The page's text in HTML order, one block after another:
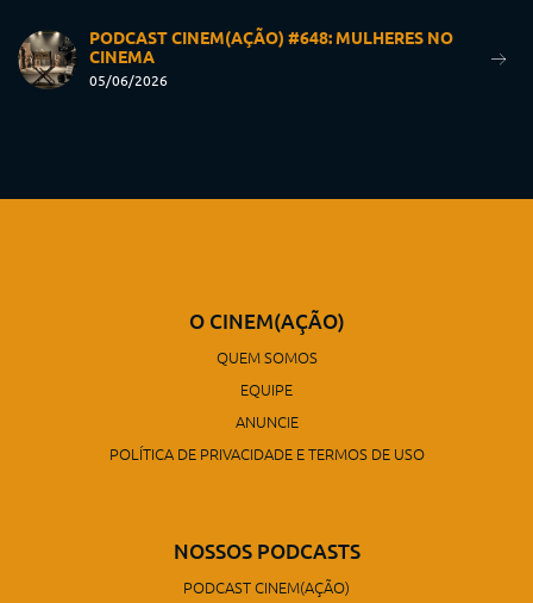
PODCAST CINEM(AÇÃO) #648: MULHERES NO
CINEMA
05/06/2026
O CINEM(AÇÃO)
QUEM SOMOS
EQUIPE
ANUNCIE
POLÍTICA DE PRIVACIDADE E TERMOS DE USO
NOSSOS PODCASTS
PODCAST CINEM(AÇÃO)